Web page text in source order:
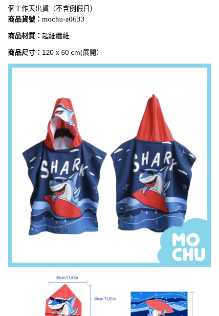
個工作天出貨（不含例假日）
商品貨號： mochu-a0633
商品材質： 超細纖維
商品尺寸： 120 x 60 cm(展開）